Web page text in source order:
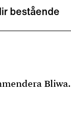
bestående
Bliwa.